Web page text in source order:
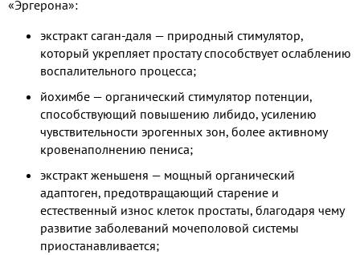
«Эргерона»:
экстракт саган-даля — природный стимулятор,
который укрепляет простату способствует ослаблению
воспалительного процесса;
йохимбе — органический стимулятор потенции,
способствующий повышению либидо, усилению
чувствительности эрогенных зон, более активному
кровенаполнению пениса;
экстракт женьшеня — мощный органический
адаптоген, предотвращающий старение и
естественный износ клеток простаты, благодаря чему
развитие заболеваний мочеполовой системы
приостанавливается;